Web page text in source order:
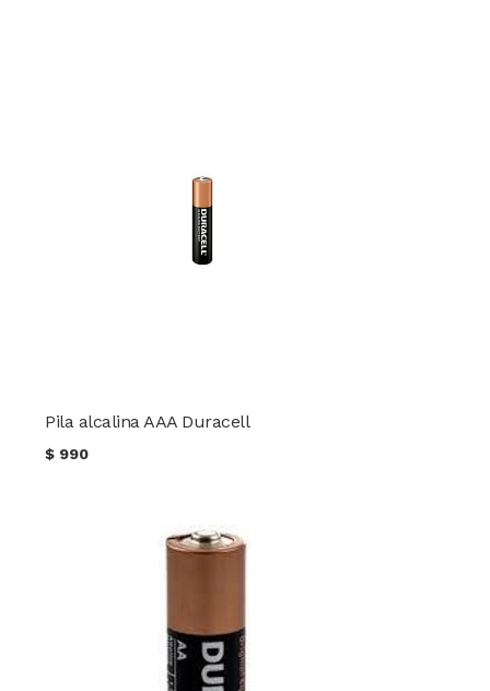
Pila alcalina AAA Duracell
$ 990